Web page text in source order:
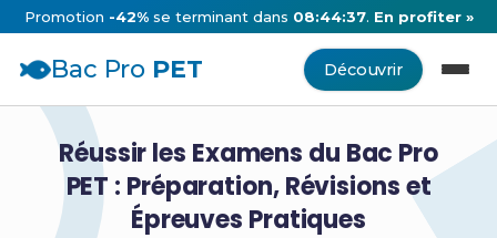
Promotion -42%se terminant dans 08:44:36. En profiter »
Bac Pro PET Découvrir
Réussir les Examens du Bac Pro
PET : Préparation, Révisions et
Épreuves Pratiques